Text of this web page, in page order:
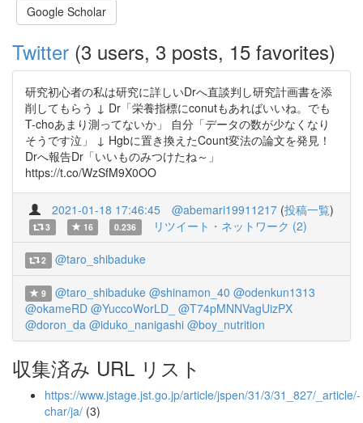
Google Scholar
Twitter (3 users, 3 posts, 15 favorites)
研究初心者の私は研究に詳しいDrへ直談判し研究計画書を添
削してもらう ↓ Dr「栄養指標にconutもあればいいね。でも
T-choあまり測ってないか」 自分「データの数が少なくなり
そうです泣」 ↓ Hgbに置き換えたCount変法の論文を発見！
Drへ報告Dr「いいものみつけたね～」
https://t.co/WzSfM9X0OO
2021-01-18 17:46:45 @abemari19911217 (投稿一覧)
3 16 0.236 リツイート・ネットワーク (2)
2 @taro_shibaduke
9 @taro_shibaduke @shinamon_40 @odenkun1313
@okameRD @YuccoWorLD_ @T74pMNNVagUizPX
@doron_da @iduko_nanigashi @boy_nutrition
収集済み URL リスト
https://www.jstage.jst.go.jp/article/jspen/31/3/31_827/_article/-
char/ja/ (3)